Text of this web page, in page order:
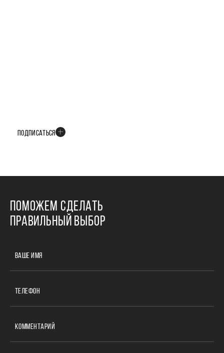
ПОДПИСАТЬСЯ
ПОМОЖЕМ СДЕЛАТЬ
ПРАВИЛЬНЫЙ ВЫБОР
ВАШЕ ИМЯ
ТЕЛЕФОН
КОММЕНТАРИЙ